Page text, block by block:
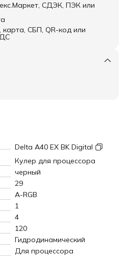
СДЭК, ПЭК или
СБП, QR-код или
Delta A40 EX BK Digital
Кулер для процессора
черный
29
A-RGB
1
4
120
Гидродинамический
Для процессора